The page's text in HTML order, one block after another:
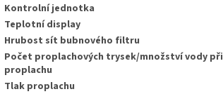
Kontrolní jednotka
Teplotní display
Hrubost sít bubnového filtru
Počet proplachových trysek/množství vody při
proplachu
Tlak proplachu